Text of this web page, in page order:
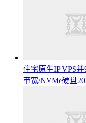
住宅原生IP VPS
带宽/NVMe硬盘